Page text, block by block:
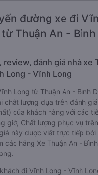
đường xe đi
Thuận An - Bình
review, đánh giá nhà xe
Long - Vĩnh Long
Long từ Thuận An - Bình
chất lượng dựa trên đánh
của khách hàng với các
giờ, Chất lượng phục vụ trên
này được viết trực tiếp bởi
các hãng Xe Thuận An -
đi Vĩnh Long - Vĩnh